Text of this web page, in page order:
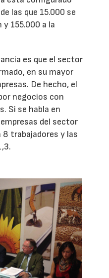
las que 15.000 se
155.000 a la
es que el sector
en su mayor
De hecho, el
negocios con
Si se habla en
del sector
8 trabajadores y las